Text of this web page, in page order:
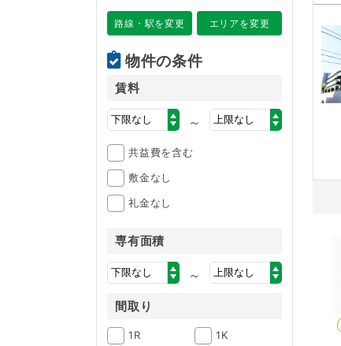
路線・駅を変更 エリアを変更
物件の条件
賃料
～
共益費を含む
敷金なし
礼金なし
専有面積
～
間取り
1R
1K